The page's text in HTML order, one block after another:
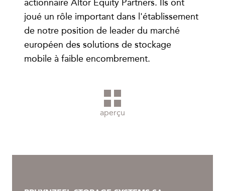
actionnaire Altor Equity Partners. Ils ont
joué un rôle important dans l'établissement
de notre position de leader du marché
européen des solutions de stockage
mobile à faible encombrement.
aperçu